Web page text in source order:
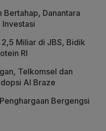
Bertahap, Danantara
Investasi
Miliar di JBS, Bidik
RI
Telkomsel dan
AI Braze
Bergengsi